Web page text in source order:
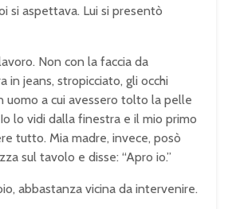
si aspettava. Lui si presentò
Non con la faccia da
in jeans, stropicciato, gli occhi
uomo a cui avessero tolto la pelle
lo vidi dalla finestra e il mio primo
tutto. Mia madre, invece, posò
sul tavolo e disse: “Apro io.”
abbastanza vicina da intervenire.